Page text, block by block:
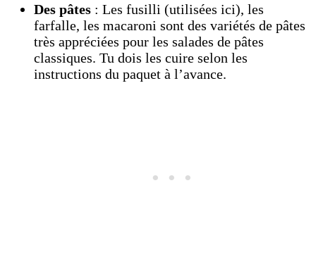
Des pâtes : Les fusilli (utilisées ici), les
farfalle, les macaroni sont des variétés de pâtes
très appréciées pour les salades de pâtes
classiques. Tu dois les cuire selon les
instructions du paquet à l’avance.